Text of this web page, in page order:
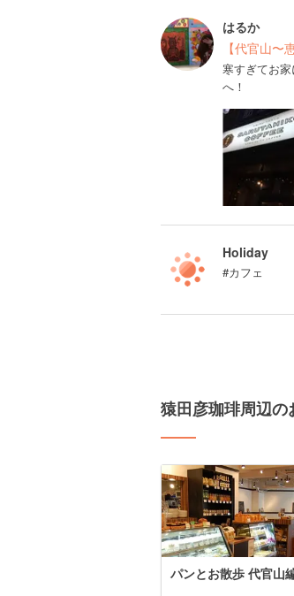
はるか
【代官山〜
寒すぎてお
へ！
Holiday
#カフェ
猿田彦珈琲周辺
パンとお散歩 代官山